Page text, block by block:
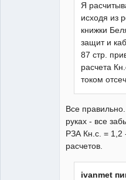
Я
исходя из
книжки
защит и
87 стр.
расчета
током
Все
руках - все
РЗА Кн.с. = 1,2
расчетов.
ivanmet